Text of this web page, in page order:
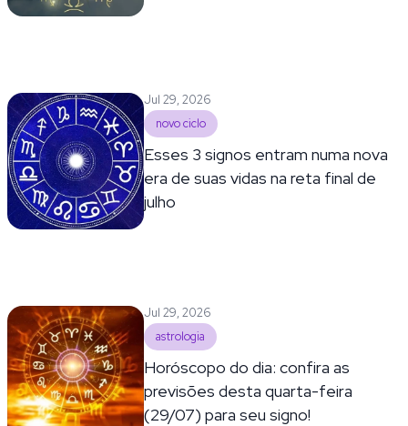
Jul 29, 2026
novo ciclo
Esses 3 signos entram numa nova
era de suas vidas na reta final de
julho
Jul 29, 2026
astrologia
Horóscopo do dia: confira as
previsões desta quarta-feira
(29/07) para seu signo!